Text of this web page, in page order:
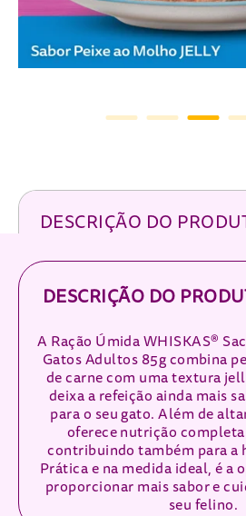
DESCRIÇÃO DO
DESCRIÇÃO DO
A Ração Úmida WHISKAS®
Gatos Adultos 85g combina
de carne com uma textura
deixa a refeição ainda mais
para o seu gato. Além de
oferece nutrição completa
contribuindo também para a
Prática e na medida ideal, é a
proporcionar mais sabor e
seu felino.